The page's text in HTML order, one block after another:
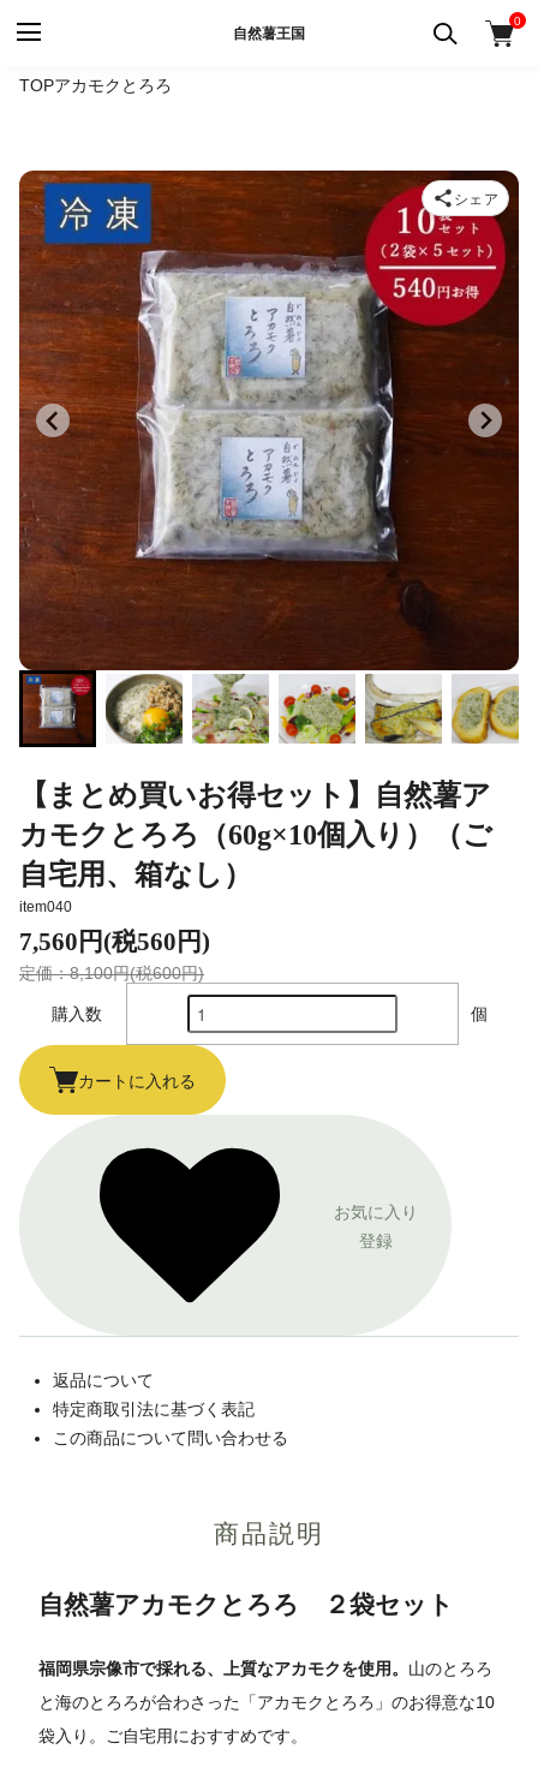
自然薯王国
0
TOPアカモクとろろ
【まとめ買いお得セット】自然薯ア
カモクとろろ（60g×10個入り）（ご
自宅用、箱なし）
item040
7,560円(税560円)
定価：8,100円(税600円)
購入数 個
カートに入れる
お気に入り
登録
返品について
特定商取引法に基づく表記
この商品について問い合わせる
シェア
商品説明
自然薯アカモクとろろ ２袋セット
福岡県宗像市で採れる、上質なアカモクを使用。 山のとろろ
と海のとろろが合わさった「アカモクとろろ」のお得意な10
袋入り。ご自宅用におすすめです。